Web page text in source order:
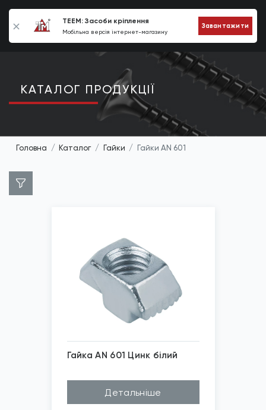
TEEM: Засоби кріплення
Мобільна версія інтернет-магазину
Завантажити
0
КАТАЛОГ ПРОДУКЦIЇ
Головна Каталог Гайки Гайки AN 601
Гайка AN 601 Цинк білий
Детальніше